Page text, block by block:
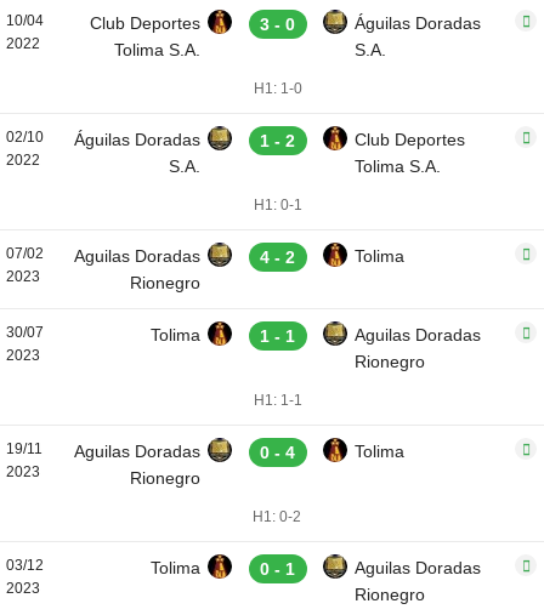
10/04
2022
Club Deportes
Tolima S.A.
3 - 0
Águilas Doradas
S.A.
H1: 1-0
02/10
2022
Águilas Doradas
S.A.
1 - 2
Club Deportes
Tolima S.A.
H1: 0-1
07/02
2023
Aguilas Doradas
Rionegro
4 - 2 Tolima
30/07
2023
Tolima 1 - 1
Aguilas Doradas
Rionegro
H1: 1-1
19/11
2023
Aguilas Doradas
Rionegro
0 - 4 Tolima
H1: 0-2
03/12
2023
Tolima 0 - 1
Aguilas Doradas
Rionegro